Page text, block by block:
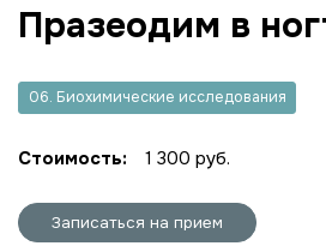
Празеодим в
06. Биохимические исследования
Стоимость: 1 300 руб.
Записаться на прием